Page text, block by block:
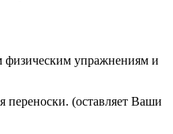
физическим упражнениям и
переноски. (оставляет Ваши